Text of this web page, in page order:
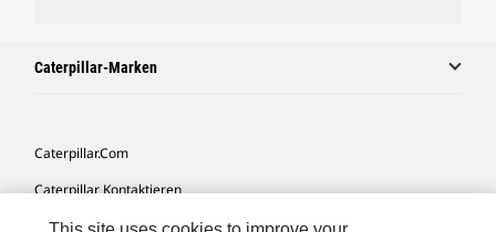
Caterpillar-Marken
Caterpillar.com
Caterpillar Kontaktieren
Meine Marketing-Präferenzen